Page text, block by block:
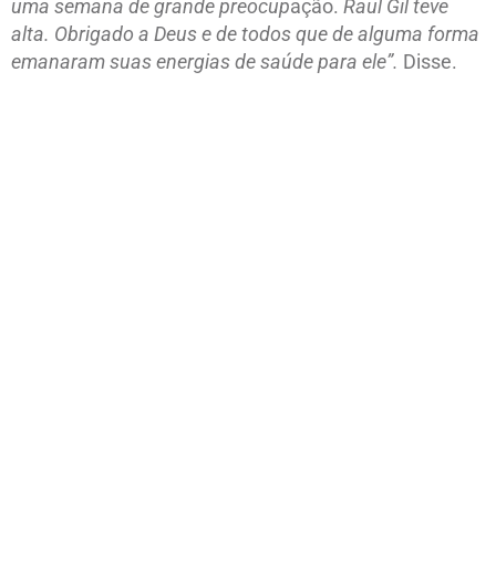
uma semana de grande preocupação. Raul Gil teve
alta. Obrigado a Deus e de todos que de alguma forma
emanaram suas energias de saúde para ele”. Disse.